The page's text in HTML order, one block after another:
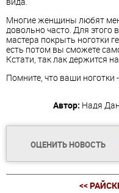
Многие женщины любят
довольно часто. Для этого
мастера покрыть ноготки
есть потом вы сможете
Кстати, так лак держится
Помните, что ваши ноготки
Автор: Надя
ОЦЕНИТЬ НОВОСТЬ
<<